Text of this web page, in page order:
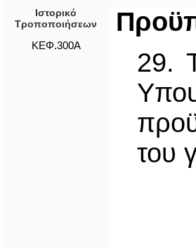
Ιστορικό
Τροποποιήσεων
ΚΕΦ.300Α
29.
του